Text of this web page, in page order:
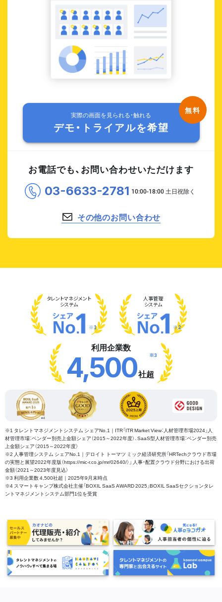
実際の画面を見られる・触れる
デモ・トライアルを希望
お電話でも、お問い合わせいただけます
03-6633-2781
その他のお問い合わせ
タレントマネジメント
システム
※1
人事管理
システム
※2
利用企業数
4,500社超
※3
※1 タレントマネジメントシステム シェアNo.1｜ITR「ITR Market View：人材管理市場2024」人
材管理市場：ベンダー別売上金額シェア（2015～2022年度）、SaaS型人材管理市場：ベンダー別売
上金額シェア（2015～2022年度）
※2 人事管理システム シェアNo.1｜デロイト トーマツ ミック経済研究所「HRTechクラウド市場
の実態と展望2022年度版（https://mic-r.co.jp/mr/02640/）」 人事・配置クラウド分野における出荷
金額（2021～2023年度見込）
※3 利用企業数 4,500社超｜2025年9月末時点
※4 スマートキャンプ株式会社主催「BOXIL SaaS AWARD 2025」BOXIL SaaSセクションタレ
ントマネジメントシステム部門1位を受賞